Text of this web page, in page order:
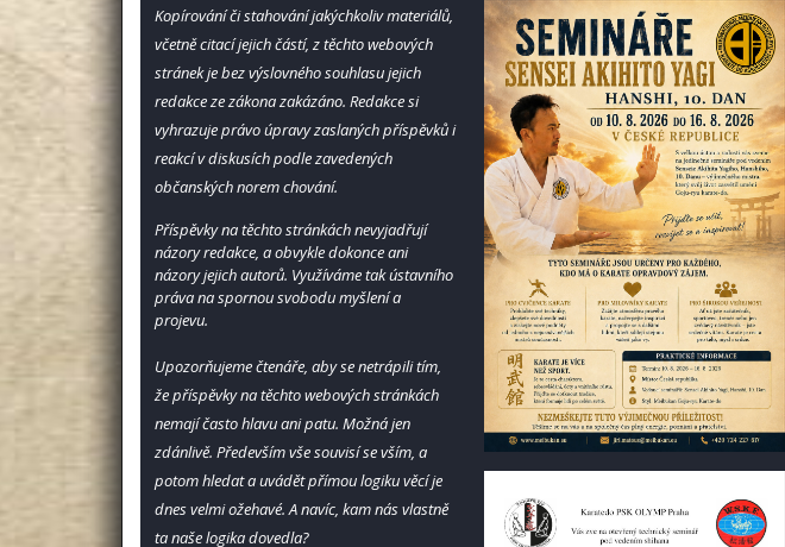
Kopírování či stahování jakýchkoliv materiálů,
včetně citací jejich částí, z těchto webových
stránek je bez výslovného souhlasu jejich
redakce ze zákona zakázáno. Redakce si
vyhrazuje právo úpravy zaslaných příspěvků i
reakcí v diskusích podle zavedených
občanských norem chování.
Příspěvky na těchto stránkách nevyjadřují
názory redakce, a obvykle dokonce ani
názory jejich autorů. Využíváme tak ústavního
práva na spornou svobodu myšlení a
projevu.
Upozorňujeme čtenáře, aby se netrápili tím,
že příspěvky na těchto webových stránkách
nemají často hlavu ani patu. Možná jen
zdánlivě. Především vše souvisí se vším, a
potom hledat a uvádět přímou logiku věcí je
dnes velmi ožehavé. A navíc, kam nás vlastně
ta naše logika dovedla?